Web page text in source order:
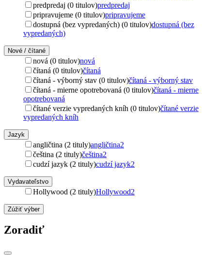
predpredaj (0 titulov)predpredaj
pripravujeme (0 titulov)pripravujeme
dostupná (bez vypredaných) (0 titulov)dostupná (bez
vypredaných)
Nové / čítané
nová (0 titulov)nová
čítaná (0 titulov)čítaná
čítaná - výborný stav (0 titulov)čítaná - výborný stav
čítaná - mierne opotrebovaná (0 titulov)čítaná - mierne
opotrebovaná
čítané verzie vypredaných kníh (0 titulov)čítané verzie
vypredaných kníh
Jazyk
angličtina (2 tituly)angličtina2
čeština (2 tituly)čeština2
cudzí jazyk (2 tituly)cudzí jazyk2
Vydavateľstvo
Hollywood (2 tituly)Hollywood2
Zúžiť výber
Zoradiť